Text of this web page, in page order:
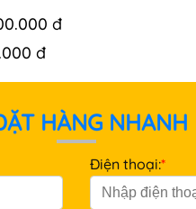
đ
đ
HÀNG NHANH
Điện thoại:*